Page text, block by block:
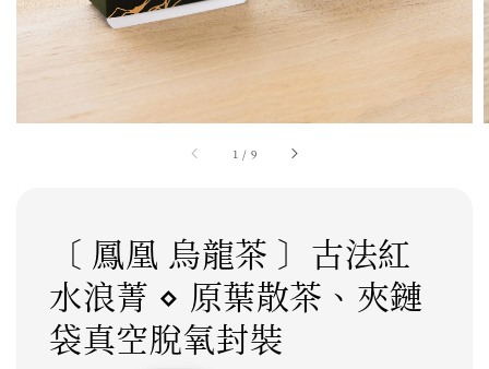
1 / 9
〔 鳳凰 烏龍茶 〕古法紅
水浪菁 ⋄ 原葉散茶、夾鏈
袋真空脫氧封裝